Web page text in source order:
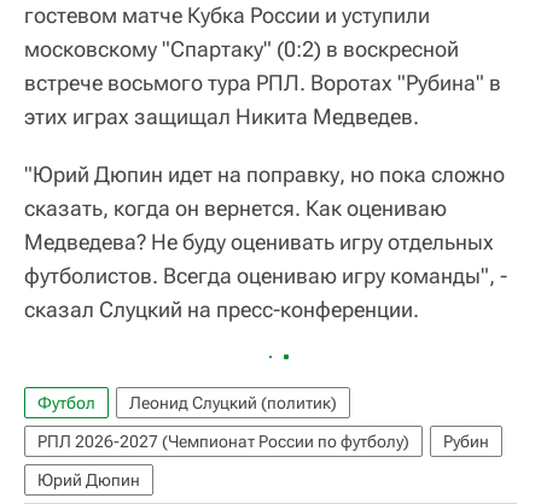
гостевом матче Кубка России и уступили
московскому "Спартаку" (0:2) в воскресной
встрече восьмого тура РПЛ. Воротах "Рубина" в
этих играх защищал Никита Медведев.
"Юрий Дюпин идет на поправку, но пока сложно
сказать, когда он вернется. Как оцениваю
Медведева? Не буду оценивать игру отдельных
футболистов. Всегда оцениваю игру команды", -
сказал Слуцкий на пресс-конференции.
Футбол
Леонид Слуцкий (политик)
РПЛ 2026-2027 (Чемпионат России по футболу)
Рубин
Юрий Дюпин